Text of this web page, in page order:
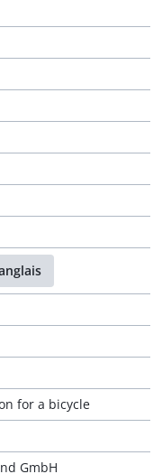
for a bicycle
GmbH